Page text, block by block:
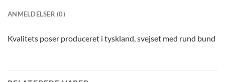
ANMELDELSER (0)
Kvalitets poser produceret i tyskland, svejset med rund bund